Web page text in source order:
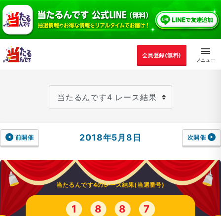
会員登録(無料)
前開催 2018年5月8日 次開催
当たるんです4のレース結果(当選番号)
1 8 8 7